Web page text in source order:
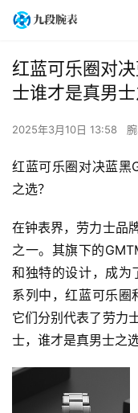
红蓝可乐圈对
士谁才是真男士
2025年3月10日 13:58
红蓝可乐圈对决蓝黑
之选？
在钟表界，劳力士品
之一。其旗下的
和独特的设计，成为
系列中，红蓝可乐圈
它们分别代表了劳力
士，谁才是真男士之